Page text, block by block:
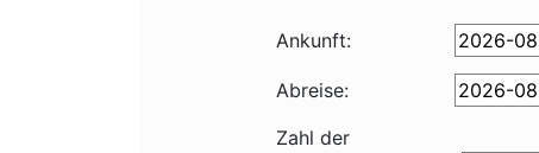
Ankunft:
Abreise:
Zahl der